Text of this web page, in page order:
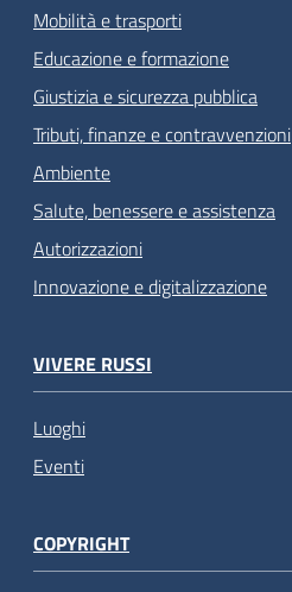
Mobilità e trasporti
Educazione e formazione
Giustizia e sicurezza pubblica
Tributi, finanze e contravvenzioni
Ambiente
Salute, benessere e assistenza
Autorizzazioni
Innovazione e digitalizzazione
VIVERE RUSSI
Luoghi
Eventi
COPYRIGHT